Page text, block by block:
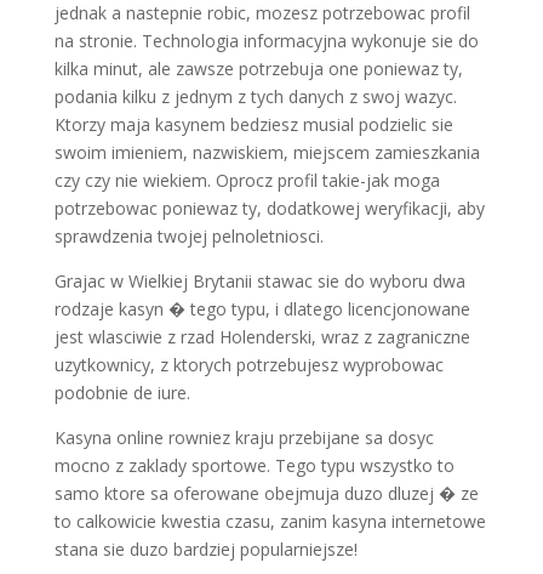
jednak a nastepnie robic, mozesz potrzebowac profil
na stronie. Technologia informacyjna wykonuje sie do
kilka minut, ale zawsze potrzebuja one poniewaz ty,
podania kilku z jednym z tych danych z swoj wazyc.
Ktorzy maja kasynem bedziesz musial podzielic sie
swoim imieniem, nazwiskiem, miejscem zamieszkania
czy czy nie wiekiem. Oprocz profil takie-jak moga
potrzebowac poniewaz ty, dodatkowej weryfikacji, aby
sprawdzenia twojej pelnoletniosci.
Grajac w Wielkiej Brytanii stawac sie do wyboru dwa
rodzaje kasyn � tego typu, i dlatego licencjonowane
jest wlasciwie z rzad Holenderski, wraz z zagraniczne
uzytkownicy, z ktorych potrzebujesz wyprobowac
podobnie de iure.
Kasyna online rowniez kraju przebijane sa dosyc
mocno z zaklady sportowe. Tego typu wszystko to
samo ktore sa oferowane obejmuja duzo dluzej � ze
to calkowicie kwestia czasu, zanim kasyna internetowe
stana sie duzo bardziej popularniejsze!